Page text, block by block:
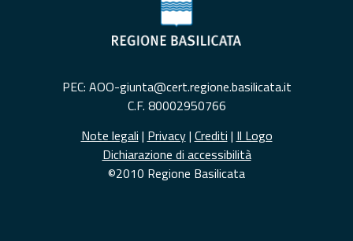
PEC: AOO-giunta@cert.regione.basilicata.it
C.F. 80002950766
Note legali | Privacy| Crediti | Il Logo
Dichiarazione di accessibilità
©2010 Regione Basilicata